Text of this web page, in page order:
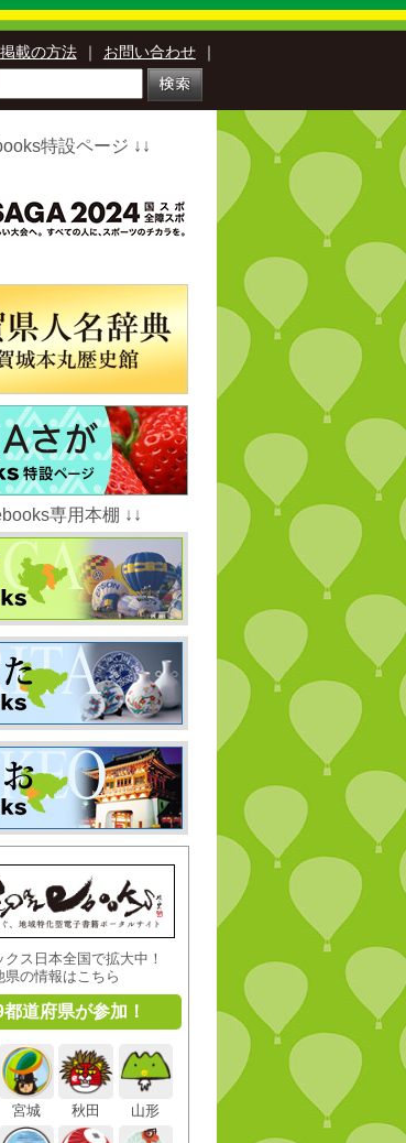
掲載の方法 ｜ お問い合わせ ｜
特設ページ ↓↓
専用本棚 ↓↓
クス日本全国で拡大中！
県の情報はこちら
都道府県が参加！
宮城 秋田 山形